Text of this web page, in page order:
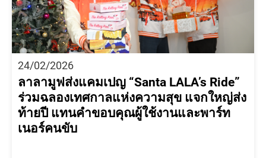
24/02/2026
ลาลามูฟส่งแคมเปญ “Santa LALA’s Ride”
ร่วมฉลองเทศกาลแห่งความสุข แจกใหญ่ส่ง
ท้ายปี แทนคำขอบคุณผู้ใช้งานและพาร์ท
เนอร์คนขับ